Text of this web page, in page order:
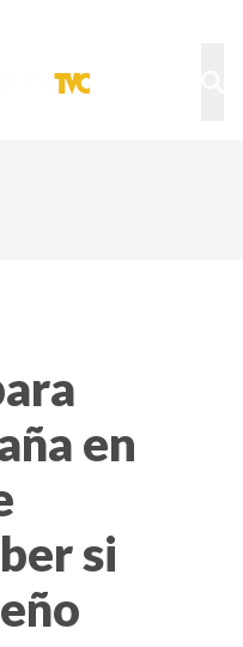
en
si